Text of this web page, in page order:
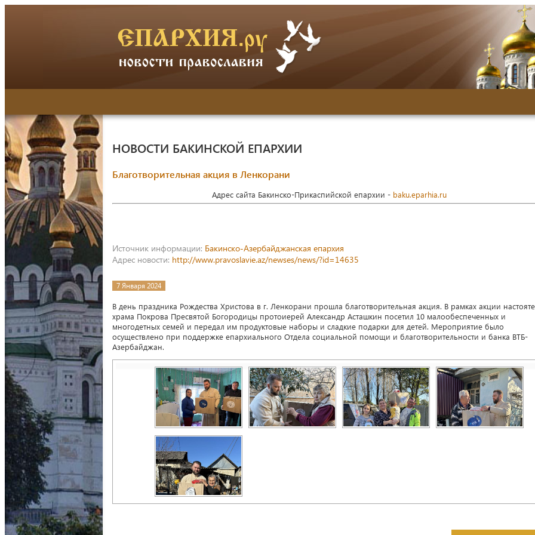
НОВОСТИ БАКИНСКОЙ ЕПАРХИИ
Благотворительная акция в Ленкорани
Адрес сайта Бакинско-Прикаспийской епархии - baku.eparhia.ru
Источник информации: Бакинско-Азербайджанская епархия
Адрес новости: http://www.pravoslavie.az/newses/news/?id=14635
7 Января 2024
В день праздника Рождества Христова в г. Ленкорани прошла благотворительная акция. В рамках акции
храма Покрова Пресвятой Богородицы протоиерей Александр Асташкин посетил 10 малообеспеченных и
многодетных семей и передал им продуктовые наборы и сладкие подарки для детей. Мероприятие было
осуществлено при поддержке епархиального Отдела социальной помощи и благотворительности и банка ВТБ-
Азербайджан.